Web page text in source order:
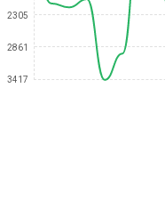
2305
2861
3417